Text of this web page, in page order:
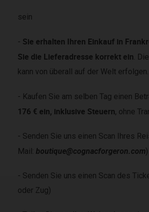
sein
- Sie erhalten Ihren Einkauf in
Sie die Lieferadresse korrekt ein.
kann von überall auf der Welt erfolgen.
- Kaufen Sie am selben Tag einen
176 € ein, inklusive Steuern, ohne
- Senden Sie uns einen Scan Ihres
Mail: boutique@cognacforgeron.com)
- Senden Sie uns einen Scan des
oder Zug)